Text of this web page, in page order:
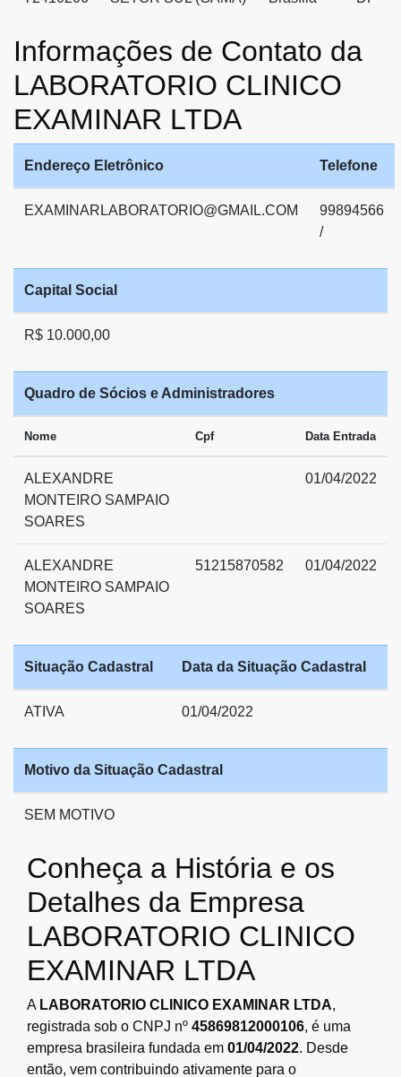
Informações de Contato da
LABORATORIO CLINICO
EXAMINAR LTDA
Endereço Eletrônico Telefone
EXAMINARLABORATORIO@GMAIL.COM
99894566
/
Capital Social
R$ 10.000,00
Quadro de Sócios e Administradores
Nome Cpf Data Entrada
ALEXANDRE
MONTEIRO SAMPAIO
SOARES
01/04/2022
ALEXANDRE
MONTEIRO SAMPAIO
SOARES
51215870582 01/04/2022
Situação Cadastral Data da Situação Cadastral
ATIVA 01/04/2022
Motivo da Situação Cadastral
SEM MOTIVO
Conheça a História e os
Detalhes da Empresa
LABORATORIO CLINICO
EXAMINAR LTDA
A LABORATORIO CLINICO EXAMINAR LTDA,
registrada sob o CNPJ nº 45869812000106, é uma
empresa brasileira fundada em 01/04/2022. Desde
então, vem contribuindo ativamente para o